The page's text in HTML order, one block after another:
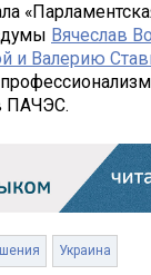
Вячеслав
и Валерию
ПАЧЭС.
Украина